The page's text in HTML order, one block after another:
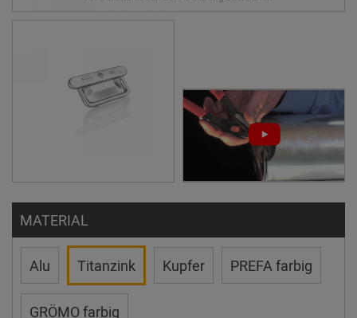
MATERIAL
Alu Titanzink Kupfer PREFA farbig
GRÖMO farbig